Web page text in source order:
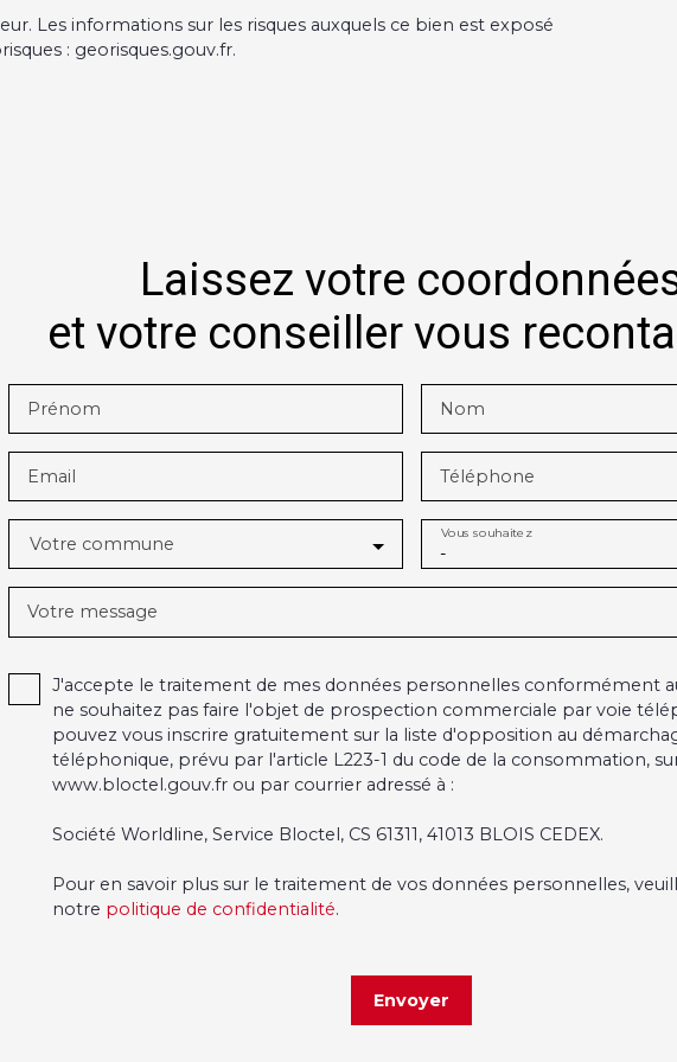
Les informations sur les risques auxquels ce bien est exposé
: georisques.gouv.fr.
Laissez votre
et votre conseiller vous
Prénom Nom
Email Téléphone
Votre commune -
Vous souhaitez
Votre message
J'accepte le traitement de mes données personnelles conformément
ne souhaitez pas faire l'objet de prospection commerciale par voie
pouvez vous inscrire gratuitement sur la liste d'opposition au
téléphonique, prévu par l'article L223-1 du code de la consommation,
www.bloctel.gouv.fr ou par courrier adressé à :
Société Worldline, Service Bloctel, CS 61311, 41013 BLOIS CEDEX.
Pour en savoir plus sur le traitement de vos données personnelles,
notre politique de confidentialité.
Envoyer